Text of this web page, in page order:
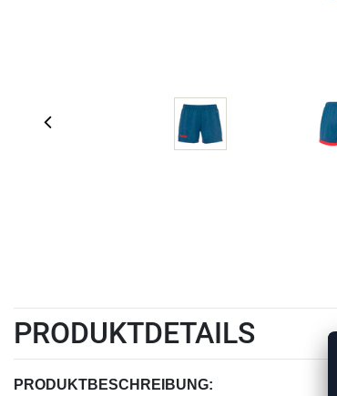
PRODUKTDETAILS
PRODUKTBESCHREIBUNG: